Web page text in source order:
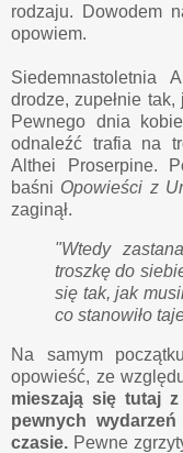
rodzaju. Dowodem
opowiem.
Siedemnastoletnia
drodze, zupełnie
Pewnego dnia
odnaleźć trafia na
Althei Proserpine.
baśni Opowieści z
zaginął.
"Wtedy
troszkę do
się tak, jak
co stanowiło
Na samym
opowieść, ze
mieszają się tutaj
pewnych
czasie. Pewne